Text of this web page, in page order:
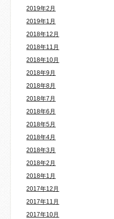
2019年2月
2019年1月
2018年12月
2018年11月
2018年10月
2018年9月
2018年8月
2018年7月
2018年6月
2018年5月
2018年4月
2018年3月
2018年2月
2018年1月
2017年12月
2017年11月
2017年10月